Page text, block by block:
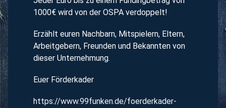
1000€ wird von der OSPA verdoppelt!
Erzählt euren Nachbarn, Mitspielern, Eltern,
Arbeitgebern, Freunden und Bekannten von
dieser Unternehmung.
Euer Förderkader
https://www.99funken.de/foerderkader-